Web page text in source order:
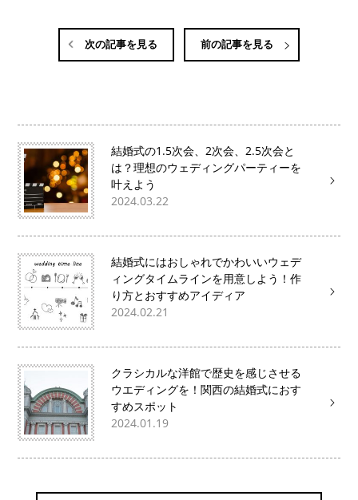
次の記事を見る 前の記事を見る
結婚式の1.5次会、2次会、2.5次会と
は？理想のウェディングパーティーを
叶えよう
2024.03.22
結婚式にはおしゃれでかわいいウェデ
ィングタイムラインを用意しよう！作
り方とおすすめアイディア
2024.02.21
クラシカルな洋館で歴史を感じさせる
ウエディングを！関西の結婚式におす
すめスポット
2024.01.19